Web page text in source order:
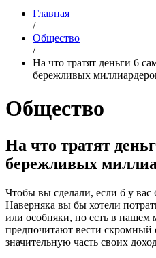
Главная
/
Общество
/
На что тратят деньги 6
бережливых
Общество
На что тратят
бережливых
Чтобы вы сделали, если б у
Наверняка вы бы хотели
или особняки, но есть в
предпочитают вести скромный
значительную часть своих